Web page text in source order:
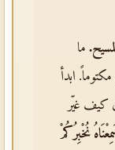
. ما
ابدأ
كيف غيّر
نُخْبِرُكُمْ